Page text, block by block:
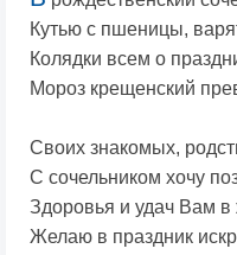
Кутью с пшеницы,
Колядки всем о
Мороз крещенский
Своих знакомых,
С сочельником хочу
Здоровья и удач Вам в
Желаю в праздник